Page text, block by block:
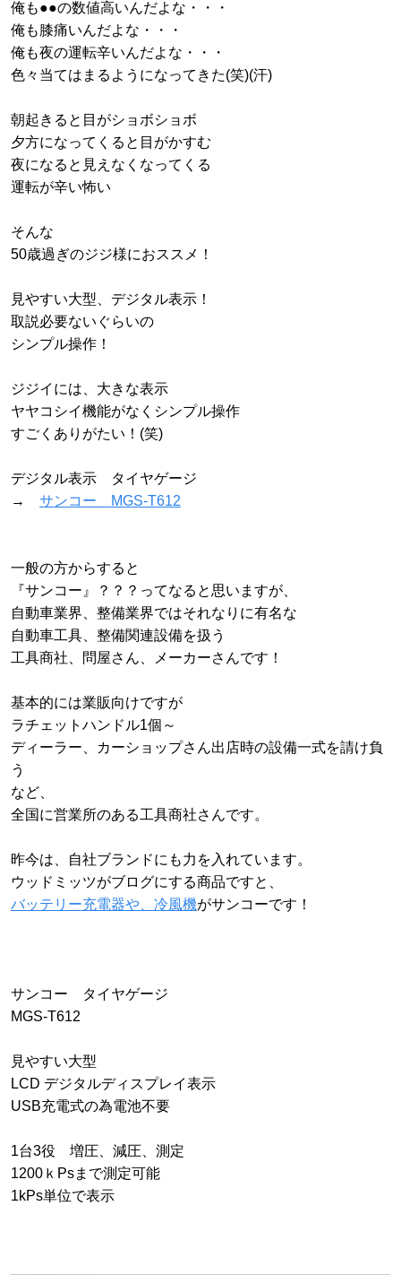
俺も●●の数値高いんだよな・・・
俺も膝痛いんだよな・・・
俺も夜の運転辛いんだよな・・・
色々当てはまるようになってきた(笑)(汗)
朝起きると目がショボショボ
夕方になってくると目がかすむ
夜になると見えなくなってくる
運転が辛い怖い
そんな
50歳過ぎのジジ様におススメ！
見やすい大型、デジタル表示！
取説必要ないぐらいの
シンプル操作！
ジジイには、大きな表示
ヤヤコシイ機能がなくシンプル操作
すごくありがたい！(笑)
デジタル表示 タイヤゲージ
→ サンコー MGS-T612
一般の方からすると
『サンコー』？？？ってなると思いますが、
自動車業界、整備業界ではそれなりに有名な
自動車工具、整備関連設備を扱う
工具商社、問屋さん、メーカーさんです！
基本的には業販向けですが
ラチェットハンドル1個～
ディーラー、カーショップさん出店時の設備一式を請け負
う
など、
全国に営業所のある工具商社さんです。
昨今は、自社ブランドにも力を入れています。
ウッドミッツがブログにする商品ですと、
バッテリー充電器や、冷風機がサンコーです！
サンコー タイヤゲージ
MGS-T612
見やすい大型
LCD デジタルディスプレイ表示
USB充電式の為電池不要
1台3役 増圧、減圧、測定
1200ｋPsまで測定可能
1kPs単位で表示